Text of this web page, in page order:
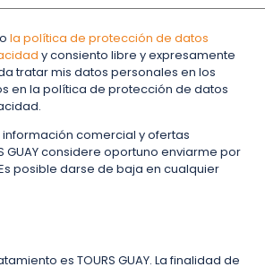
la política de protección de datos
y consiento libre y expresamente
tratar mis datos personales en los
en la política de protección de datos
comercial y ofertas
GUAY considere oportuno enviarme por
posible darse de baja en cualquier
es TOURS GUAY. La finalidad de